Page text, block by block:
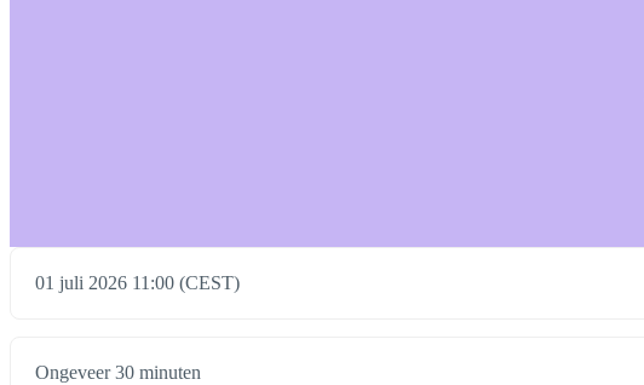
01 juli 2026 11:00 (CEST)
Ongeveer 30 minuten